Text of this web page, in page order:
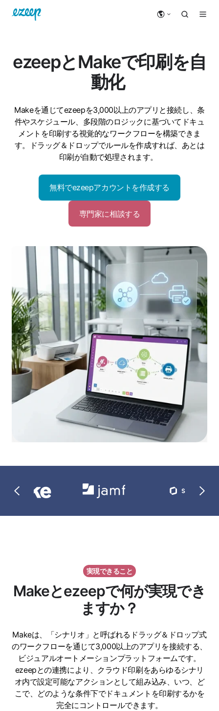
ezeepとMakeで印刷を自
動化
Makeを通じてezeepを3,000以上のアプリと接続し、条
件やスケジュール、多段階のロジックに基づいてドキュ
メントを印刷する視覚的なワークフローを構築できま
す。ドラッグ＆ドロップでルールを作成すれば、あとは
印刷が自動で処理されます。
無料でezeepアカウントを作成する
専門家に相談する
実現できること
Makeとezeepで何が実現でき
ますか？
Makeは、「シナリオ」と呼ばれるドラッグ＆ドロップ式
のワークフローを通じて3,000以上のアプリを接続する、
ビジュアルオートメーションプラットフォームです。
ezeepとの連携により、クラウド印刷をあらゆるシナリ
オ内で設定可能なアクションとして組み込み、いつ、ど
こで、どのような条件下でドキュメントを印刷するかを
完全にコントロールできます。